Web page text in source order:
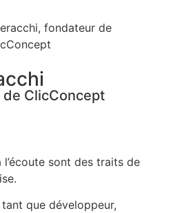
ClicConcept
l’écoute sont des traits de
que développeur,